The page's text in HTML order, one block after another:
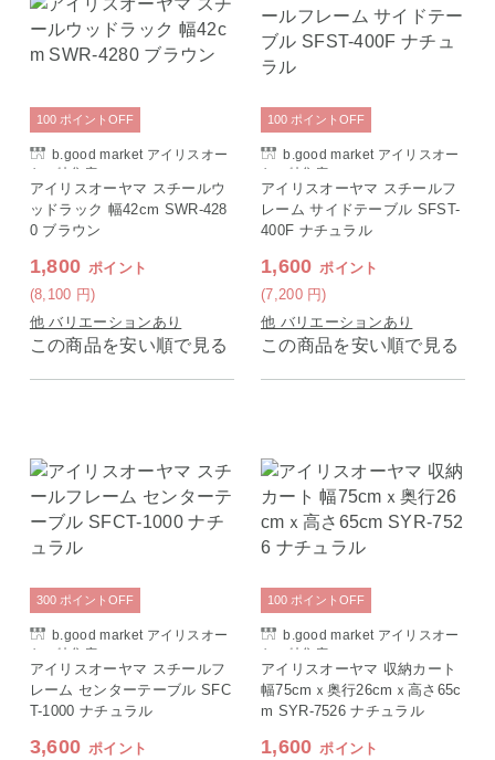
b.good market アイリスオー
ヤマ特集店
アイリスオーヤマ スチールウ
ッドラック 幅42cm SWR-428
0 ブラウン
1,800 ポイント
(8,100 円)
100 ポイント OFF
他 バリエーションあり
この商品を安い順で見る
b.good market アイリスオー
ヤマ特集店
アイリスオーヤマ スチールフ
レーム サイドテーブル SFST-
400F ナチュラル
1,600 ポイント
(7,200 円)
100 ポイント OFF
他 バリエーションあり
この商品を安い順で見る
b.good market アイリスオー
ヤマ特集店
アイリスオーヤマ スチールフ
レーム センターテーブル SFC
T-1000 ナチュラル
3,600 ポイント
300 ポイント OFF
b.good market アイリスオー
ヤマ特集店
アイリスオーヤマ 収納カート
幅75cmｘ奥行26cmｘ高さ65c
m SYR-7526 ナチュラル
1,600 ポイント
100 ポイント OFF